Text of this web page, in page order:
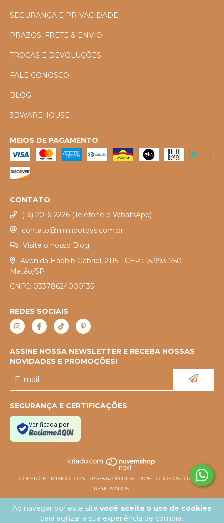
Ao navegar por este site você aceita o uso de cookies
para agilizar a sua experiência de compra.
SEGURANÇA E PRIVACIDADE
PRAZOS, FRETE & ENVIO
TROCAS E DEVOLUÇÕES
FALE CONOSCO
BLOG
3DWAREHOUSE
MEIOS DE PAGAMENTO
CONTATO
(16) 2016-2226 (Telefone e WhatsApp)
contato@mimootoys.com.br
Visite o nosso Blog!
Avenida Habbib Gabriel, 2115 - CEP.: 15.993-750 -
Matão/SP
CNPJ: 03378624000135
REDES SOCIAIS
ASSINE NOSSA NEWSLETTER E RECEBA NOSSAS
NOVIDADES E PROMOÇÕES!
SEGURANÇA E CERTIFICAÇÕES
Verificada por
COPYRIGHT MIMOO TOYS - 03.378.624/0001-35 - 2026. TODOS OS DIREITOS
RESERVADOS.